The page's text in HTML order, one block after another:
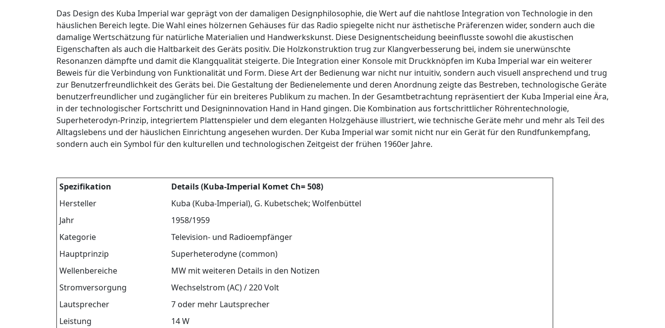
Das Design des Kuba Imperial war geprägt von der damaligen Designphilosophie, die Wert auf die nahtlose Integration von Technologie in den
häuslichen Bereich legte. Die Wahl eines hölzernen Gehäuses für das Radio spiegelte nicht nur ästhetische Präferenzen wider, sondern auch die
damalige Wertschätzung für natürliche Materialien und Handwerkskunst. Diese Designentscheidung beeinflusste sowohl die akustischen
Eigenschaften als auch die Haltbarkeit des Geräts positiv. Die Holzkonstruktion trug zur Klangverbesserung bei, indem sie unerwünschte
Resonanzen dämpfte und damit die Klangqualität steigerte. Die Integration einer Konsole mit Druckknöpfen im Kuba Imperial war ein weiterer
Beweis für die Verbindung von Funktionalität und Form. Diese Art der Bedienung war nicht nur intuitiv, sondern auch visuell ansprechend und trug
zur Benutzerfreundlichkeit des Geräts bei. Die Gestaltung der Bedienelemente und deren Anordnung zeigte das Bestreben, technologische Geräte
benutzerfreundlicher und zugänglicher für ein breiteres Publikum zu machen. In der Gesamtbetrachtung repräsentiert der Kuba Imperial eine Ära,
in der technologischer Fortschritt und Designinnovation Hand in Hand gingen. Die Kombination aus fortschrittlicher Röhrentechnologie,
Superheterodyn-Prinzip, integriertem Plattenspieler und dem eleganten Holzgehäuse illustriert, wie technische Geräte mehr und mehr als Teil des
Alltagslebens und der häuslichen Einrichtung angesehen wurden. Der Kuba Imperial war somit nicht nur ein Gerät für den Rundfunkempfang,
sondern auch ein Symbol für den kulturellen und technologischen Zeitgeist der frühen 1960er Jahre.
Spezifikation
Details (Kuba-Imperial Komet Ch= 508)
Hersteller
Kuba (Kuba-Imperial), G. Kubetschek; Wolfenbüttel
Jahr
1958/1959
Kategorie
Television- und Radioempfänger
Hauptprinzip
Superheterodyne (common)
Wellenbereiche
MW mit weiteren Details in den Notizen
Stromversorgung
Wechselstrom (AC) / 220 Volt
Lautsprecher
7 oder mehr Lautsprecher
Leistung
14 W